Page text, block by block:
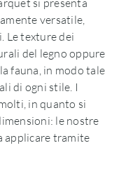
si presenta
versatile,
Le texture dei
del legno oppure
fauna, in modo tale
di ogni stile. I
in quanto si
le nostre
applicare tramite